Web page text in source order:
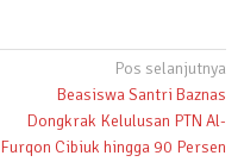
Pos selanjutnya
Beasiswa Santri Baznas
Dongkrak Kelulusan PTN Al-
Furqon Cibiuk hingga 90 Persen